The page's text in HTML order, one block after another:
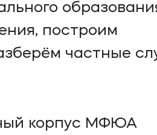
построим
частные
корпус МФЮА